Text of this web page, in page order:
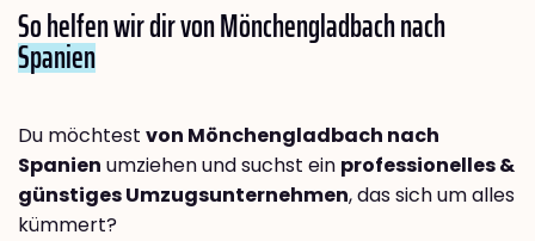
So helfen wir dir von Mönchengladbach nach
Spanien
Du möchtest von Mönchengladbach nach
Spanien umziehen und suchst ein professionelles &
günstiges Umzugsunternehmen, das sich um alles
kümmert?